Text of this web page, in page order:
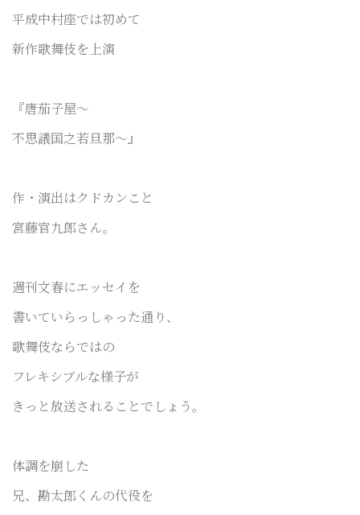
平成中村座では初めて
新作歌舞伎を上演
『唐茄子屋〜
不思議国之若旦那〜』
作・演出はクドカンこと
宮藤官九郎さん。
週刊文春にエッセイを
書いていらっしゃった通り、
歌舞伎ならではの
フレキシブルな様子が
きっと放送されることでしょう。
体調を崩した
兄、勘太郎くんの代役を